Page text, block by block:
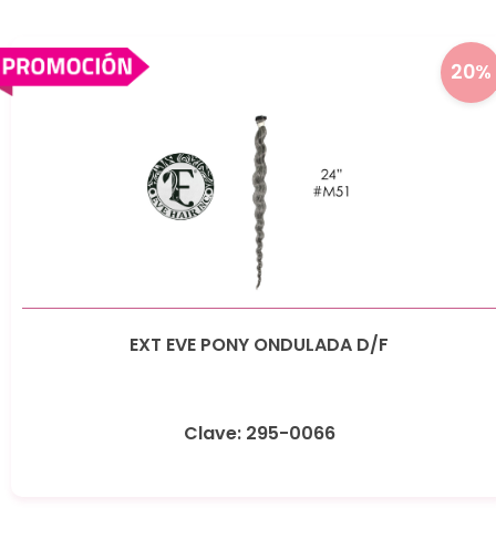
20%
EXT EVE PONY ONDULADA D/F
Clave: 295-0066